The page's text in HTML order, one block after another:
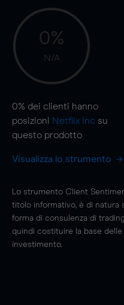
0%
N/A
0% dei clienti hanno
posizioni Netflix Inc su
questo prodotto
Visualizza lo strumento
Lo strumento Client
titolo informativo, è di natura
forma di consulenza di
quindi costituire la base
investimento.